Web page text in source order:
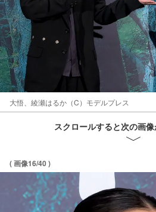
大悟、綾瀬はるか（C）モデルプレス
スクロールすると次の画
( 画像16/40 )